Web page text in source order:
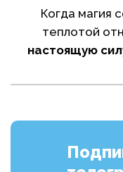
Когда магия
теплотой
настоящую